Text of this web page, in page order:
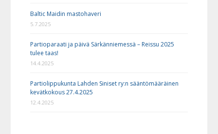
Baltic Maidin mastohaveri
5.7.2025
Partioparaati ja päivä Särkänniemessä – Reissu 2025
tulee taas!
14.4.2025
Partiolippukunta Lahden Siniset ry:n sääntömääräinen
kevätkokous 27.4.2025
12.4.2025